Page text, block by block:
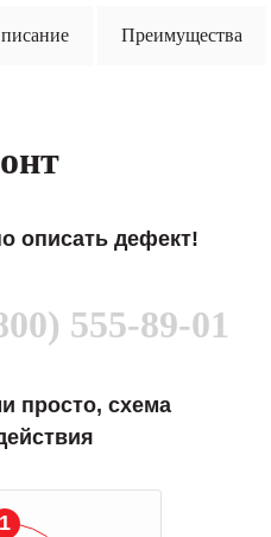
Преимущества
описать дефект!
555-89-01
просто, схема
1